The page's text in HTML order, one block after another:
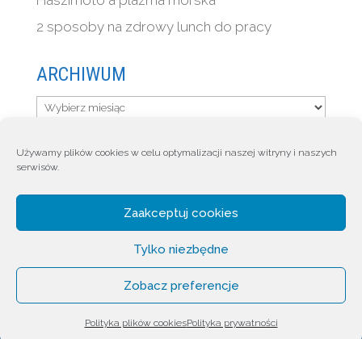
Używamy plików cookies w celu optymalizacji naszej witryny i naszych
serwisów.
Zaakceptuj cookies
Tylko niezbędne
Zobacz preferencje
Polityka plików cookiesPolityka prywatności
2 sposoby na zdrowy lunch do pracy
ARCHIWUM
Archiwum
Quinton Blog
SKLEP
KONTAKT
Moje konto
Polityka prywatności
Polityka plików cookies (EU)
Copyright Quinton Polska sp. z o.o.